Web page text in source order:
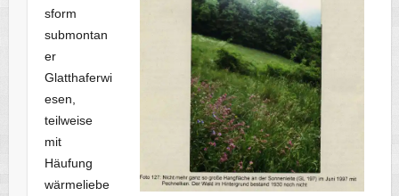
sform
submontan
er
Glatthaferwi
esen,
teilweise
mit
Häufung
wärmeliebe